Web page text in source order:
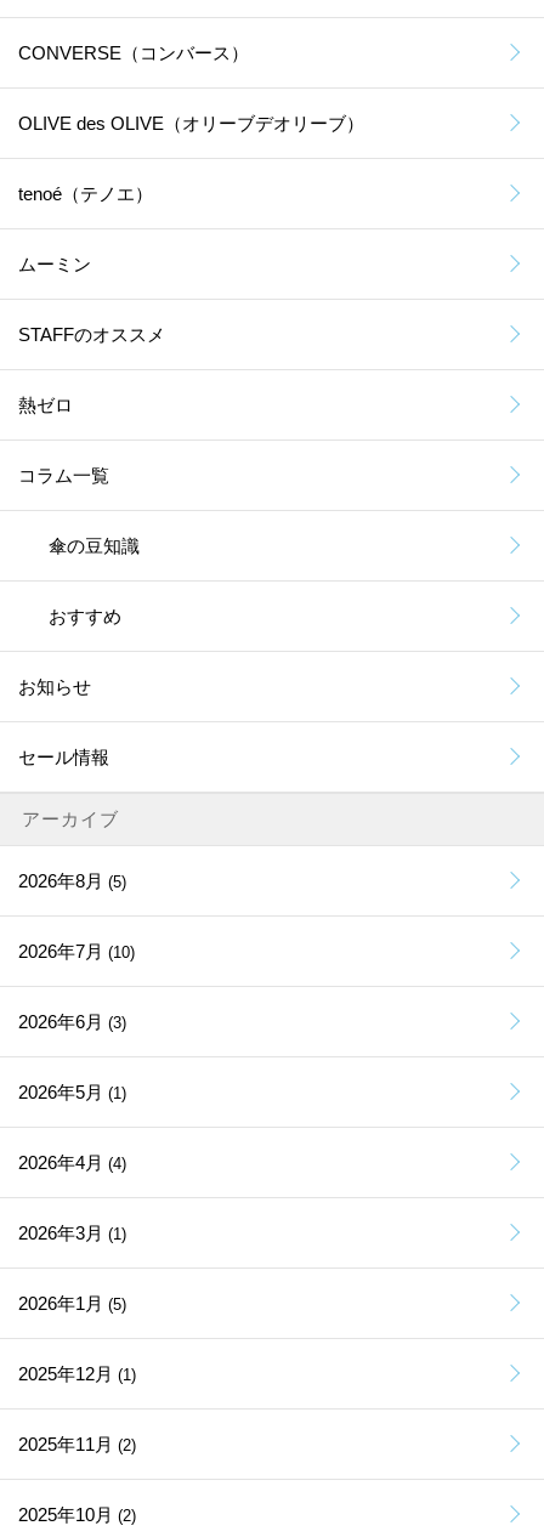
CONVERSE（コンバース）
OLIVE des OLIVE（オリーブデオリーブ）
tenoé（テノエ）
ムーミン
STAFFのオススメ
熱ゼロ
コラム一覧
傘の豆知識
おすすめ
お知らせ
セール情報
アーカイブ
2026年8月 (5)
2026年7月 (10)
2026年6月 (3)
2026年5月 (1)
2026年4月 (4)
2026年3月 (1)
2026年1月 (5)
2025年12月 (1)
2025年11月 (2)
2025年10月 (2)